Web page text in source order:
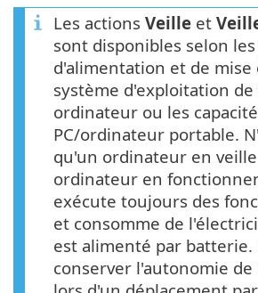
Les actions Veille et
sont disponibles selon
d'alimentation et de mise
système d'exploitation
ordinateur ou les
PC/ordinateur portable.
qu'un ordinateur en
ordinateur en
exécute toujours des
et consomme de
est alimenté par batterie.
conserver l'autonomie